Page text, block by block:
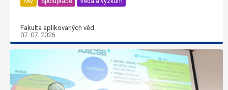
Fakulta aplikovaných věd
07. 07. 2026